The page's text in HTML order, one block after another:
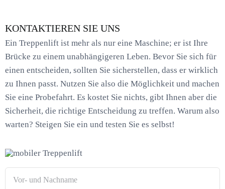
KONTAKTIEREN SIE UNS
Ein Treppenlift ist mehr als nur eine Maschine; er ist Ihre
Brücke zu einem unabhängigeren Leben. Bevor Sie sich für
einen entscheiden, sollten Sie sicherstellen, dass er wirklich
zu Ihnen passt. Nutzen Sie also die Möglichkeit und machen
Sie eine Probefahrt. Es kostet Sie nichts, gibt Ihnen aber die
Sicherheit, die richtige Entscheidung zu treffen. Warum also
warten? Steigen Sie ein und testen Sie es selbst!